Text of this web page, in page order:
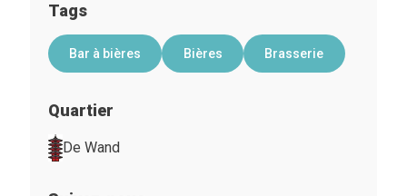
Tags
Bar à bières Bières Brasserie
Quartier
De Wand